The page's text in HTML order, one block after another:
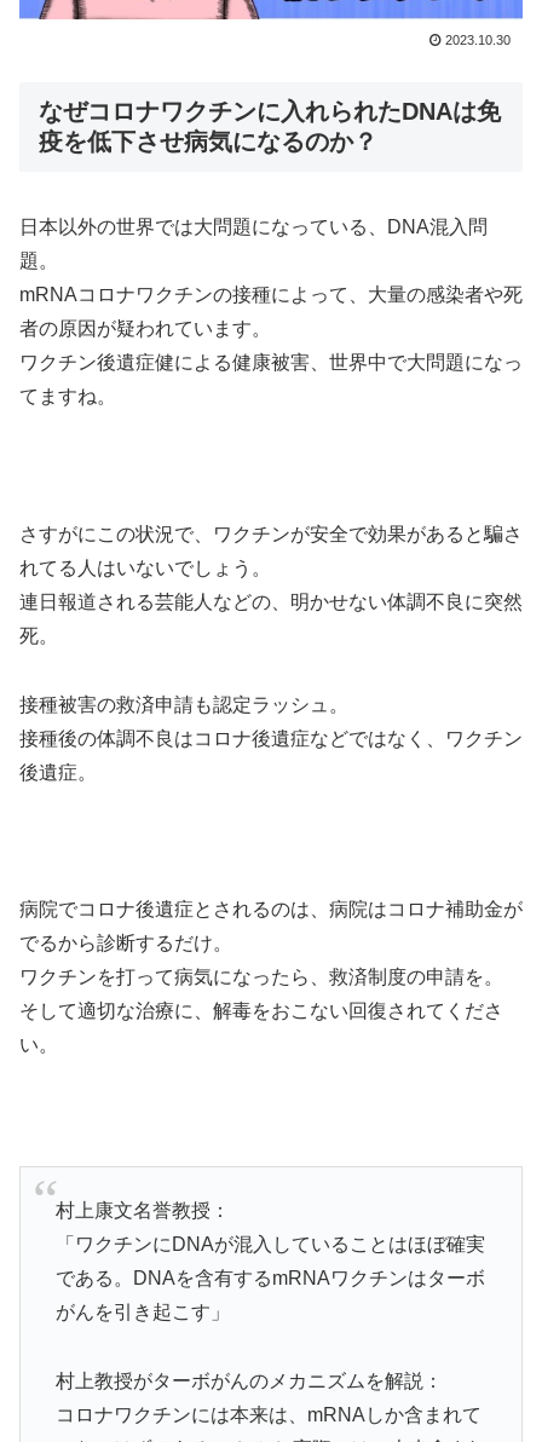
2023.10.30
なぜコロナワクチンに入れられたDNAは免
疫を低下させ病気になるのか？
日本以外の世界では大問題になっている、DNA混入問
題。
mRNAコロナワクチンの接種によって、大量の感染者や死
者の原因が疑われています。
ワクチン後遺症健による健康被害、世界中で大問題になっ
てますね。
さすがにこの状況で、ワクチンが安全で効果があると騙さ
れてる人はいないでしょう。
連日報道される芸能人などの、明かせない体調不良に突然
死。
接種被害の救済申請も認定ラッシュ。
接種後の体調不良はコロナ後遺症などではなく、ワクチン
後遺症。
病院でコロナ後遺症とされるのは、病院はコロナ補助金が
でるから診断するだけ。
ワクチンを打って病気になったら、救済制度の申請を。
そして適切な治療に、解毒をおこない回復されてくださ
い。
村上康文名誉教授：
「ワクチンにDNAが混入していることはほぼ確実
である。DNAを含有するmRNAワクチンはターボ
がんを引き起こす」
村上教授がターボがんのメカニズムを解説：
コロナワクチンには本来は、mRNAしか含まれて